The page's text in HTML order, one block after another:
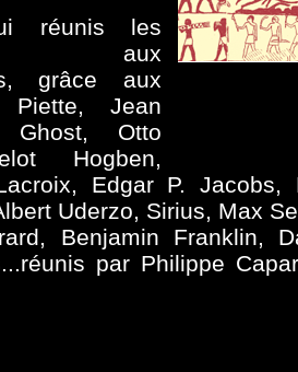
réunis les
aux
grâce aux
Piette, Jean
Ghost, Otto
Hogben,
Edgar P. Jacobs,
Uderzo, Sirius, Max
Benjamin Franklin,
par Philippe